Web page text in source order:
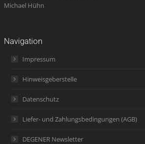
Michael Hühn
Navigation
Impressum
Hinweisgeberstelle
Datenschutz
Liefer- und Zahlungsbedingungen (AGB)
DEGENER Newsletter